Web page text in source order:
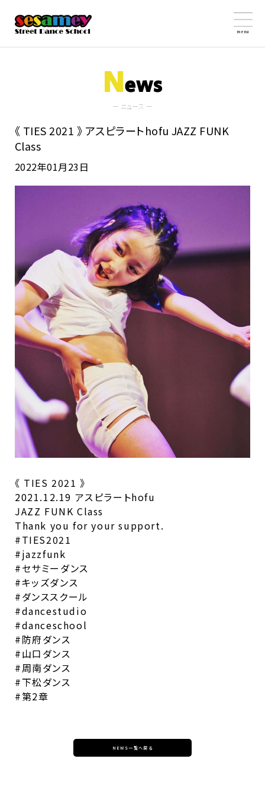
menu
News
ー ニュース ー
《 TIES 2021 》 アスピラートhofu JAZZ FUNK
Class
2022年01月23日
《 TIES 2021 》
2021.12.19 アスピラートhofu
JAZZ FUNK Class
Thank you for your support.
#TIES2021
#jazzfunk
#セサミーダンス
#キッズダンス
#ダンススクール
#dancestudio
#danceschool
#防府ダンス
#山口ダンス
#周南ダンス
#下松ダンス
#第2章
NEWS一覧へ戻る